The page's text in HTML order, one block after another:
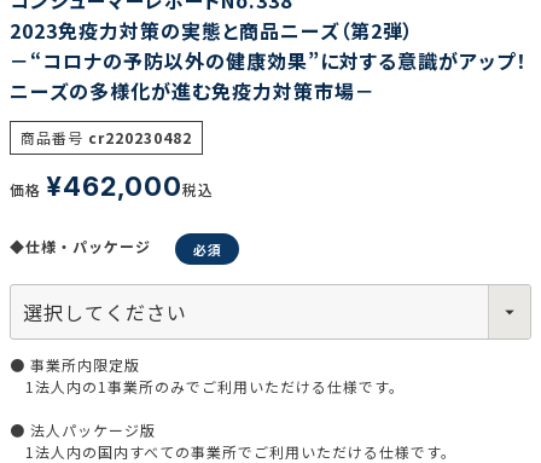
リセット 検索する
2023免疫力対策の実態と商品ニーズ（第2弾）
－“コロナの予防以外の健康効果”に対する意識がアップ！
ニーズの多様化が進む免疫力対策市場－
商品番号 cr220230482
価格 ¥462,000税込
◆仕様・パッケージ
● 事業所内限定版
1法人内の1事業所のみでご利用いただける仕様です。
● 法人パッケージ版
1法人内の国内すべての事業所でご利用いただける仕様です。